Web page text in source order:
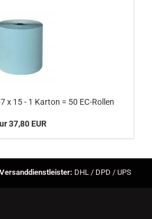
x 15 - 1 Karton = 50 EC-Rollen
37,80 EUR
Versanddienstleister: DHL / DPD / UPS